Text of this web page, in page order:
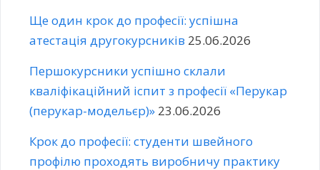
Ще один крок до професії: успішна
атестація другокурсників 25.06.2026
Першокурсники успішно склали
кваліфікаційний іспит з професії «Перукар
(перукар-модельєр)» 23.06.2026
Крок до професії: студенти швейного
профілю проходять виробничу практику